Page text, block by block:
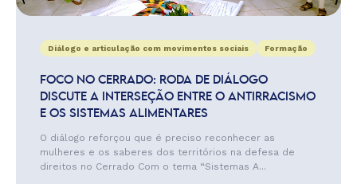
Diálogo e articulação com movimentos sociais Formação
FOCO NO CERRADO: RODA DE DIÁLOGO
DISCUTE A INTERSEÇÃO ENTRE O ANTIRRACISMO
E OS SISTEMAS ALIMENTARES
O diálogo reforçou que é preciso reconhecer as
mulheres e os saberes dos territórios na defesa de
direitos no Cerrado Com o tema “Sistemas A...